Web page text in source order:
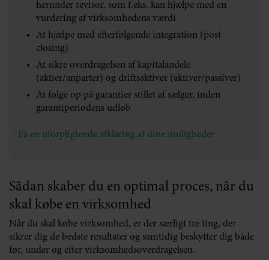
herunder revisor, som f.eks. kan hjælpe med en
vurdering af virksomhedens værdi
At hjælpe med efterfølgende integration (post
closing)
At sikre overdragelsen af kapitalandele
(aktier/anparter) og driftsaktiver (aktiver/passiver)
At følge op på garantier stillet af sælger, inden
garantiperiodens udløb
Få en uforpligtende afklaring af dine muligheder
Sådan skaber du en optimal proces, når du
skal købe en virksomhed
Når du skal købe virksomhed, er der særligt tre ting, der
sikrer dig de bedste resultater og samtidig beskytter dig både
før, under og efter virksomhedsoverdragelsen.